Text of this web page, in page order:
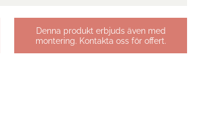
Denna produkt erbjuds även med
montering. Kontakta oss för offert.